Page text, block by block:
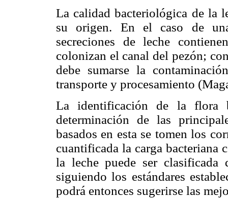
La calidad bacteriológica de la
su origen. En el caso de
secreciones de leche
colonizan el canal del pezón;
debe sumarse la
transporte y procesamiento
La identificación de la flora
determinación de las
basados en esta se tomen los
cuantificada la carga bacteriana
la leche puede ser clasificada
siguiendo los estándares
podrá entonces sugerirse las